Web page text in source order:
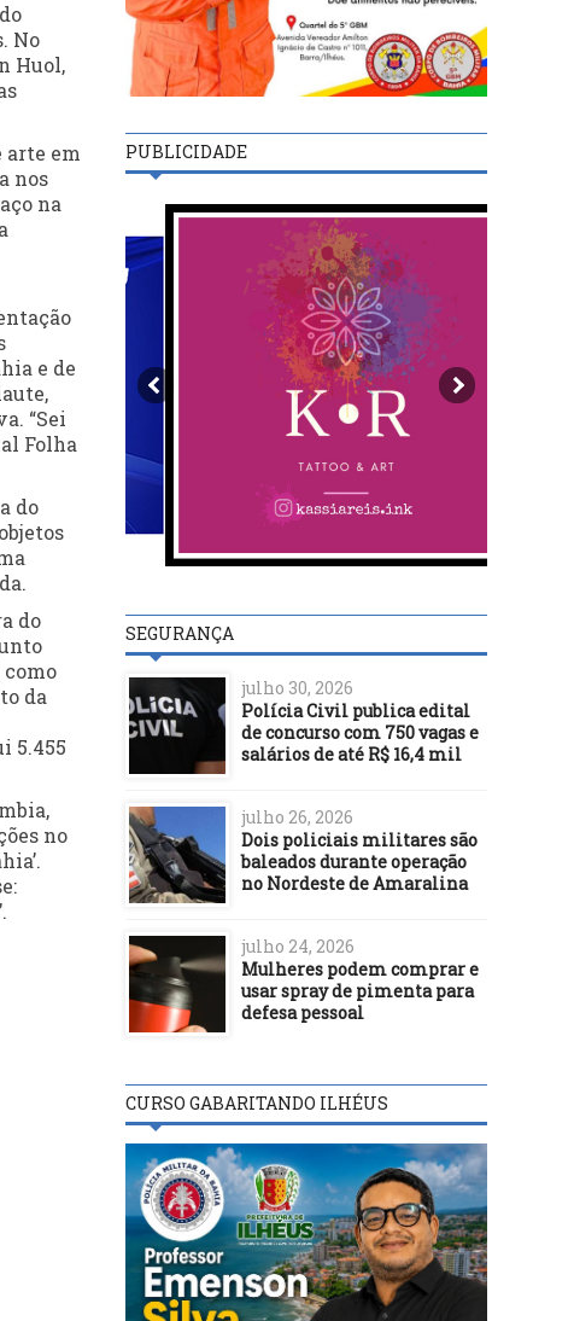
No
Huol,
arte em
nos
na
e de
“Sei
Folha
do
do
da
5.455
no
PUBLICIDADE
SEGURANÇA
julho 30, 2026
Polícia Civil publica edital
de concurso com 750 vagas e
salários de até R$ 16,4 mil
julho 26, 2026
Dois policiais militares são
baleados durante operação
no Nordeste de Amaralina
julho 24, 2026
Mulheres podem comprar e
usar spray de pimenta para
defesa pessoal
CURSO GABARITANDO ILHÉUS